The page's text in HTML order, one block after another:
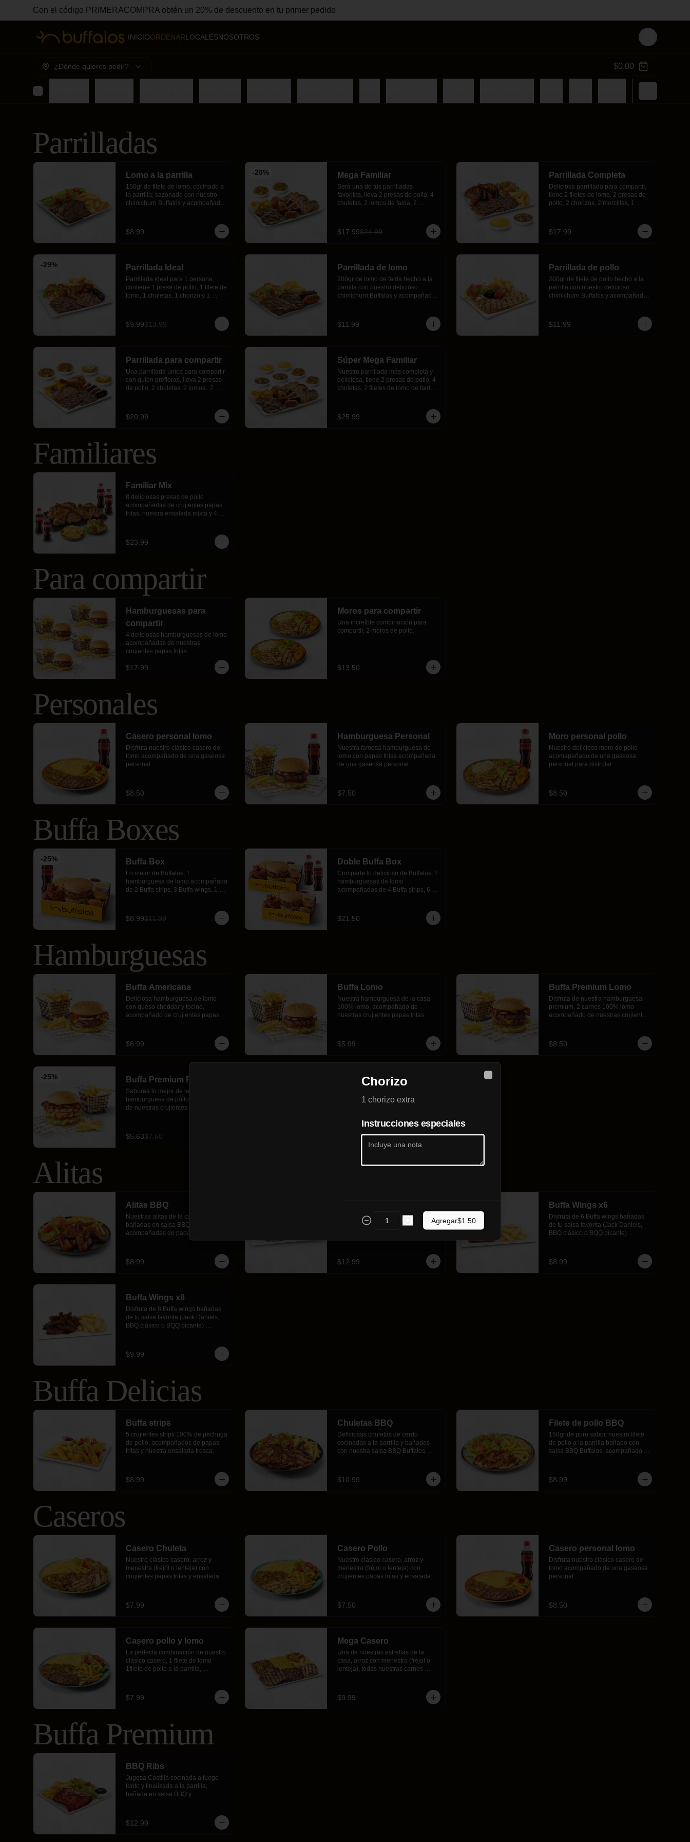
Con el código PRIMERACOMPRA obtén un 20% de descuento en tu primer pedido
INICIOORDENARLOCALESNOSOTROS
Login
¿Dónde quieres pedir? $0.00
Parrilladas
Lomo a la parrilla
150gr de filete de lomo, cocinado a
la parrilla, sazonado con nuestro
chimichurri Buffalos y acompañado
$8.99
-28% Mega Familiar
Será una de tus parrilladas
favoritas, lleva 2 presas de pollo, 4
chuletas, 2 lomos de falda, 2
Buffalos y crujientes papas fritas.
$17.99$24.99
Parrillada Completa
Deliciosa parrillada para compartir,
tiene 2 filetes de lomo, 2 presas de
pollo, 2 chorizos, 2 morcillas, 1
fritas y 1 ensalada.
$17.99
-29% Parrillada Ideal
Parrillada ideal para 1 persona,
contiene 1 presa de pollo, 1 filete de
lomo, 1 chuletas, 1 chorizo y 1
acompañado por papas fritas y
ensalada fresca.
$9.99$13.99
Parrillada de lomo
200gr de lomo de falda hecho a la
parrilla con nuestro delicioso
chimichurri Buffalos y acompañado
fresca.
$11.99
Parrillada de pollo
200gr de filete de pollo hecho a la
parrilla con nuestro delicioso
chimichurri Buffalos y acompañado
fresca.
$11.99
Parrillada para compartir
Una parrillada única para compartir
con quien prefieras, lleva 2 presas
de pollo, 2 chuletas, 2 lomos,  2
fritas, 2 ensaladas frescas y 2
porciones de arroz moro.
$20.99
Súper Mega Familiar
Nuestra parrillada más completa y
deliciosa, tiene 2 presas de pollo, 4
chuletas, 2 filetes de lomo de falda,
deliciosa menestra a tu elección, 2
ensaladas frescas Buffalos y
$25.99
Familiares
Familiar Mix
8 deliciosas presas de pollo
acompañadas de crujientes papas
fritas, nuestra ensalada mixta y 4
$23.99
Para compartir
Hamburguesas para
compartir
4 deliciosas hamburguesas de lomo
acompañadas de nuestras
crujientes papas fritas.
$17.99
Moros para compartir
Una increíble combinación para
compartir, 2 moros de pollo.
$13.50
Personales
Casero personal lomo
Disfruta nuestro clásico casero de
lomo acompañado de una gaseosa
personal.
$8.50
Hamburguesa Personal
Nuestra famosa hamburguesa de
lomo con papas fritas acompañada
de una gaseosa personal.
$7.50
Moro personal pollo
Nuestro delicioso moro de pollo
acomapañado de una gaseosa
personal para disfrutar.
$8.50
Buffa Boxes
-25% Buffa Box
Lo mejor de Buffalos, 1
hamburguesa de lomo acompañada
de 2 Buffa strips, 3 Buffa wings, 1
$8.99$11.99
Doble Buffa Box
Comparte lo delicioso de Buffalos, 2
hamburguesas de lomo
acompañadas de 4 Buffa strips, 6
$21.50
Hamburguesas
Buffa Americana
Deliciosa hamburguesa de lomo
con queso cheddar y tocino,
acompañado de crujientes papas
$6.99
Buffa Lomo
Nuestra hamburguesa de la casa
100% lomo, acompañado de
nuestras crujientes papas fritas.
$5.99
Buffa Premium Lomo
Disfruta de nuestra hamburguesa
premium, 2 carnes 100% lomo
acompañado de nuestras crujientes
$8.50
-25% Buffa Premium Pollo
Saborea lo mejor de la casa, doble
hamburguesa de pollo acompañado
de nuestras crujientes papas fritas.
$5.63$7.50
Alitas
Alitas BBQ
Nuestras alitas de la casa enteras,
bañadas en salsa BBQ Buffalos,
acompañadas de papas fritas y
$8.99
Disfruta de 12 Buffa wings bañadas
de tu salsa favorita (Jack Daniels,
acompañadas de crujientes papas
$12.99
Buffa Wings x6
Disfruta de 6 Buffa wings bañadas
de tu salsa favorita (Jack Daniels,
BBQ clásico o BQQ picante)
$8.99
Buffa Wings x8
Disfruta de 8 Buffa wings bañadas
de tu salsa favorita (Jack Daniels,
BBQ clásico o BQQ picante)
$9.99
Buffa Delicias
Buffa strips
5 crujientes strips 100% de pechuga
de pollo, acompañados de papas
fritas y nuestra ensalada fresca.
$8.99
Chuletas BBQ
Deliciosas chuletas de cerdo
cocinadas a la parrilla y bañadas
con nuestra salsa BBQ Buffalos,
$10.99
Filete de pollo BBQ
150gr de puro sabor, nuestro filete
de pollo a la parrilla bañado con
salsa BBQ Buffalos, acompañado
$8.99
Caseros
Casero Chuleta
Nuestro clásico casero, arroz y
menestra (fréjol o lenteja) con
crujientes papas fritas y ensalada
la casa.
$7.99
Casero Pollo
Nuestro clásico casero, arroz y
menestra (fréjol o lenteja) con
crujientes papas fritas y ensalada
nuestro chimichurri de la casa.
$7.50
Casero personal lomo
Disfruta nuestro clásico casero de
lomo acompañado de una gaseosa
personal.
$8.50
Casero pollo y lomo
La perfecta combinación de nuestro
clásico casero, 1 filete de lomo
1filete de pollo a la parrilla,
fritas y ensalada fresca.
$7.99
Mega Casero
Una de nuestras estrellas de la
casa, arroz con menestra (fréjol o
lenteja), todas nuestras carnes
casa y acompañado con crujientes
papas fritas y fresca ensalada
$9.99
Buffa Premium
BBQ Ribs
Jugosa Costilla cocinada a fuego
lento y finalizada a la parrilla,
bañada en salsa BBQ y
$12.99
Chorizo
1 chorizo extra
Instrucciones especiales
Agregar$1.50